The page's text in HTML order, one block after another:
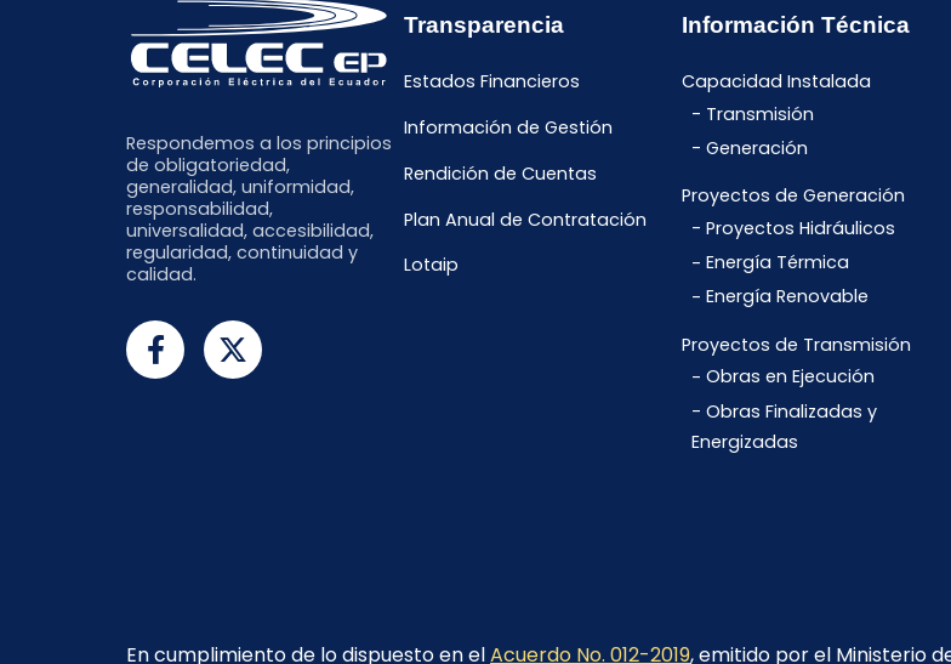
Respondemos a los principios
de obligatoriedad,
generalidad, uniformidad,
responsabilidad,
universalidad, accesibilidad,
regularidad, continuidad y
calidad.
Transparencia
Estados Financieros
Información de Gestión
Rendición de Cuentas
Plan Anual de Contratación
Lotaip
Información Técnica
Capacidad Instalada
Transmisión
Generación
Proyectos de Generación
Proyectos Hidráulicos
Energía Térmica
Energía Renovable
Proyectos de Transmisión
Obras en Ejecución
Obras Finalizadas y
Energizadas
En cumplimiento de lo dispuesto en elAcuerdo No. 012-2019, emitido por el Ministerio